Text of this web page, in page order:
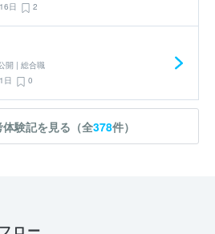
日
2
開 | 総合職
日
0
験記を見る（全378件）